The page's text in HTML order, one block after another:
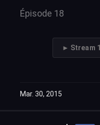
Épisode 18
► Stream 1
Mar. 30, 2015